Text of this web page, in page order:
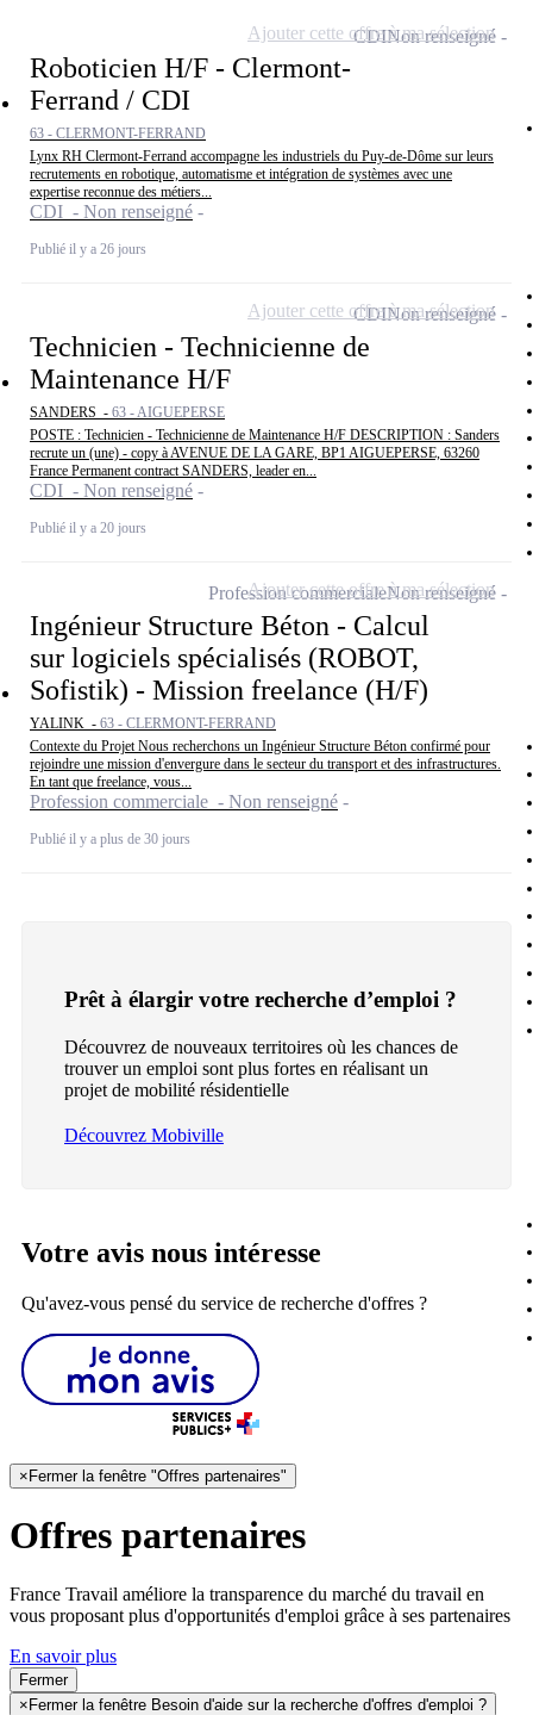
Roboticien H/F - Clermont-
Ferrand / CDI
63 - CLERMONT-FERRAND
Lynx RH Clermont-Ferrand accompagne les industriels du Puy-de-Dôme sur leurs
recrutements en robotique, automatisme et intégration de systèmes avec une
expertise reconnue des métiers...
CDI - Non renseigné
Publié il y a 26 jours
CDINon renseigné
Ajouter cette offre à ma sélection
Technicien - Technicienne de
Maintenance H/F
SANDERS - 63 - AIGUEPERSE
POSTE : Technicien - Technicienne de Maintenance H/F DESCRIPTION : Sanders
recrute un (une) - copy à AVENUE DE LA GARE, BP1 AIGUEPERSE, 63260
France Permanent contract SANDERS, leader en...
CDI - Non renseigné
Publié il y a 20 jours
CDINon renseigné
Ajouter cette offre à ma sélection
Ingénieur Structure Béton - Calcul
sur logiciels spécialisés (ROBOT,
Sofistik) - Mission freelance (H/F)
YALINK - 63 - CLERMONT-FERRAND
Contexte du Projet Nous recherchons un Ingénieur Structure Béton confirmé pour
rejoindre une mission d'envergure dans le secteur du transport et des infrastructures.
En tant que freelance, vous...
Profession commerciale - Non renseigné
Publié il y a plus de 30 jours
Profession commercialeNon renseigné
Ajouter cette offre à ma sélection
Prêt à élargir votre recherche d’emploi ?
Découvrez de nouveaux territoires où les chances de
trouver un emploi sont plus fortes en réalisant un
projet de mobilité résidentielle
Découvrez Mobiville
Votre avis nous intéresse
Qu'avez-vous pensé du service de recherche d'offres ?
× Fermer la fenêtre "Offres partenaires"
Offres partenaires
France Travail améliore la transparence du marché du travail en
vous proposant plus d'opportunités d'emploi grâce à ses partenaires
En savoir plus
Fermer
×Fermer la fenêtre Besoin d'aide sur la recherche d'offres d'emploi ?